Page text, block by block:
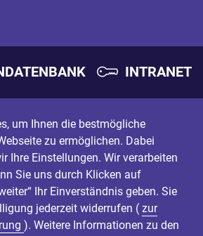
INTRANET
um Ihnen die bestmögliche
zu ermöglichen. Dabei
Ihre Einstellungen. Wir verarbeiten
Sie uns durch Klicken auf
Ihr Einverständnis geben. Sie
jederzeit widerrufen ( zur
). Weitere Informationen zu den